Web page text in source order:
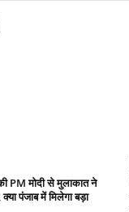
PM मोदी से मुलाकात ने
पंजाब में मिलेगा बड़ा